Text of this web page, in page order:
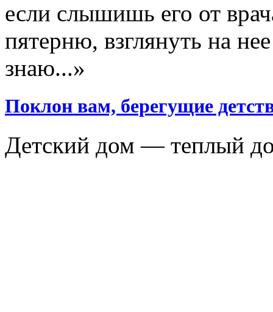
если слышишь его от
пятерню, взглянуть на
знаю...»
Поклон вам, берегущие
Детский дом — теплый